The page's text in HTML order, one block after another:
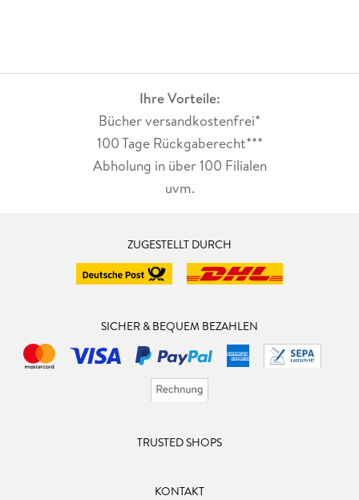
Ihre Vorteile:
Bücher versandkostenfrei*
100 Tage Rückgaberecht***
Abholung in über 100 Filialen
uvm.
ZUGESTELLT DURCH
SICHER & BEQUEM BEZAHLEN
TRUSTED SHOPS
KONTAKT